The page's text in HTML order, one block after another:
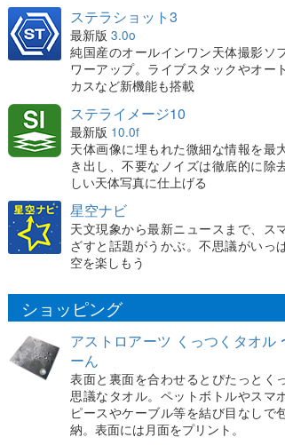
ステラショット3
最新版 3.0o
純国産のオールインワン天体撮影ソ
ワーアップ。ライブスタックやオー
カスなど新機能も搭載
ステライメージ10
最新版 10.0f
天体画像に埋もれた微細な情報を最
き出し、不要なノイズは徹底的に除
しい天体写真に仕上げる
星空ナビ
天文現象から最新ニュースまで、ス
ざすと話題がうかぶ。不思議がいっ
空を楽しもう
ショッピング
アストロアーツ くっつくタオル
ーん
表面と裏面を合わせるとぴたっとく
思議なタオル。ペットボトルやスマ
ピースやケーブル等を結び目なしで
納。表面には月面をプリント。